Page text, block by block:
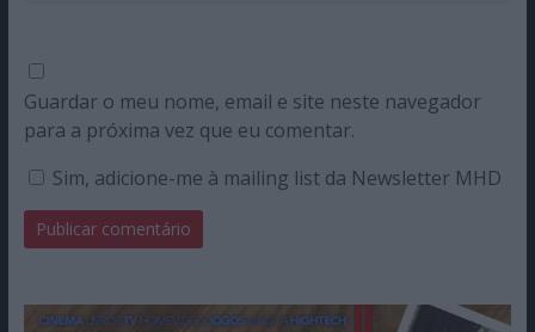
Guardar o meu nome, email e site neste navegador
para a próxima vez que eu comentar.
Sim, adicione-me à mailing list da Newsletter MHD